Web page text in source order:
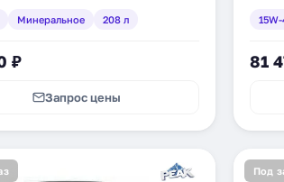
Минеральное 208 л
₽
Запрос цены
81
Под